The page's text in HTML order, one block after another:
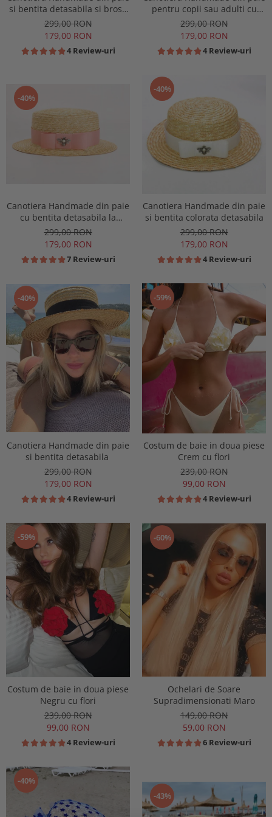
si bentita detasabila si brosa
la alegere
299,00 RON
179,00 RON
4 Review-uri
pentru copii sau adulti cu
Borul cel mai mic
299,00 RON
179,00 RON
4 Review-uri
-40%
Canotiera Handmade din paie
cu bentita detasabila la
alegere
299,00 RON
179,00 RON
7 Review-uri
-40%
Canotiera Handmade din paie
si bentita colorata detasabila
299,00 RON
179,00 RON
4 Review-uri
-40%
Canotiera Handmade din paie
si bentita detasabila
299,00 RON
179,00 RON
4 Review-uri
-59%
Costum de baie in doua piese
Crem cu flori
239,00 RON
99,00 RON
4 Review-uri
-59%
Costum de baie in doua piese
Negru cu flori
239,00 RON
99,00 RON
4 Review-uri
-60%
Ochelari de Soare
Supradimensionati Maro
149,00 RON
59,00 RON
6 Review-uri
-40%
-43%